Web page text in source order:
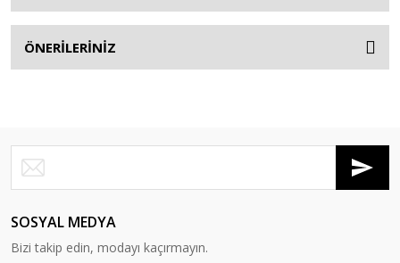
ÖNERİLERİNİZ
SOSYAL MEDYA
Bizi takip edin, modayı kaçırmayın.